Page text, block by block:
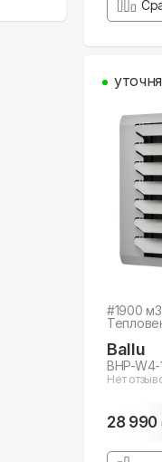
#1900 м3
Ballu
BHP-W4-
Нет
28 990